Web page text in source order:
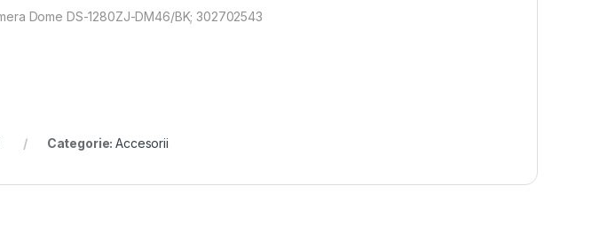
Dome DS-1280ZJ-DM46/BK; 302702543
Categorie:Accesorii